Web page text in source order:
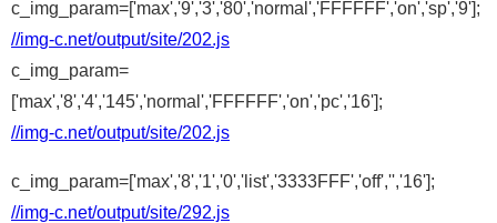
c_img_param=['max','9','3','80','normal','FFFFFF','on','sp','9'];
//img-c.net/output/site/202.js
c_img_param=
['max','8','4','145','normal','FFFFFF','on','pc','16'];
//img-c.net/output/site/202.js
c_img_param=['max','8','1','0','list','3333FFF','off','','16'];
//img-c.net/output/site/292.js